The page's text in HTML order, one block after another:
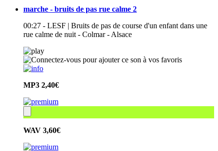
marche - bruits de pas rue calme 2
00:27 - LESF | Bruits de pas de course d'un enfant dans une
rue calme de nuit - Colmar - Alsace
MP3 2,40€
WAV 3,60€